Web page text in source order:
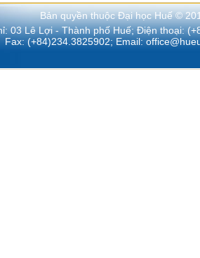
Bản quyền thuộc Đại học Huế ©
03 Lê Lợi - Thành phố Huế; Điện thoại:
Fax: (+84)234.3825902; Email: